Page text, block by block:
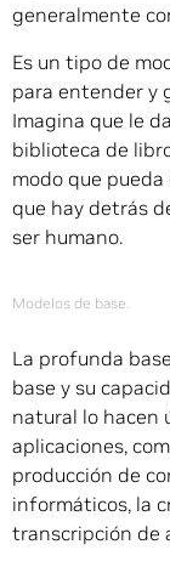
generalmente
Es un tipo de
para entender y
Imagina que le
biblioteca de
modo que
que hay detrás
ser humano.
Modelos de base.
La profunda
base y su
natural lo hacen
aplicaciones,
producción de
informáticos, la
transcripción de